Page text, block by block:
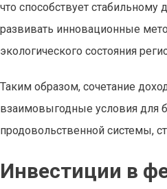
что способствует
развивать инновационные
экологического состояния
Таким образом, сочетание
взаимовыгодные условия для
продовольственной системы,
Инвестиции в